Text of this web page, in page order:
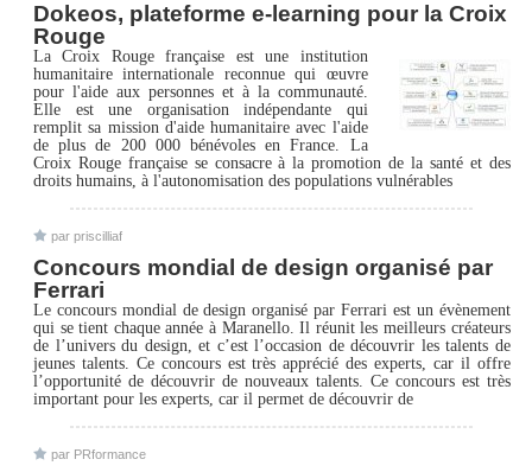
Dokeos, plateforme e-learning pour la Croix
Rouge
La Croix Rouge française est une institution
humanitaire internationale reconnue qui œuvre
pour l'aide aux personnes et à la communauté.
Elle est une organisation indépendante qui
remplit sa mission d'aide humanitaire avec l'aide
de plus de 200 000 bénévoles en France. La
Croix Rouge française se consacre à la promotion de la santé et des
droits humains, à l'autonomisation des populations vulnérables
par priscilliaf
Concours mondial de design organisé par
Ferrari
Le concours mondial de design organisé par Ferrari est un évènement
qui se tient chaque année à Maranello. Il réunit les meilleurs créateurs
de l’univers du design, et c’est l’occasion de découvrir les talents de
jeunes talents. Ce concours est très apprécié des experts, car il offre
l’opportunité de découvrir de nouveaux talents. Ce concours est très
important pour les experts, car il permet de découvrir de
par PRformance